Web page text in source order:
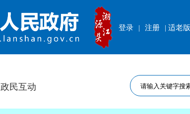
| 适老版
登录 | 注册
政民互动